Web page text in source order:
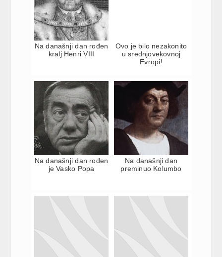
Na današnji dan rođen
kralj Henri VIII
Ovo je bilo nezakonito
u srednjovekovnoj
Evropi!
Na današnji dan rođen
je Vasko Popa
Na današnji dan
preminuo Kolumbo